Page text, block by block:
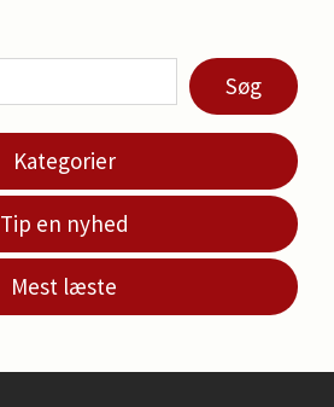
Søg
Kategorier
Tip en nyhed
Mest læste